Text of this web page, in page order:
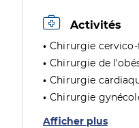
Activités
Chirurgie
Chirurgie de
Chirurgie
Chirurgie
Afficher plus